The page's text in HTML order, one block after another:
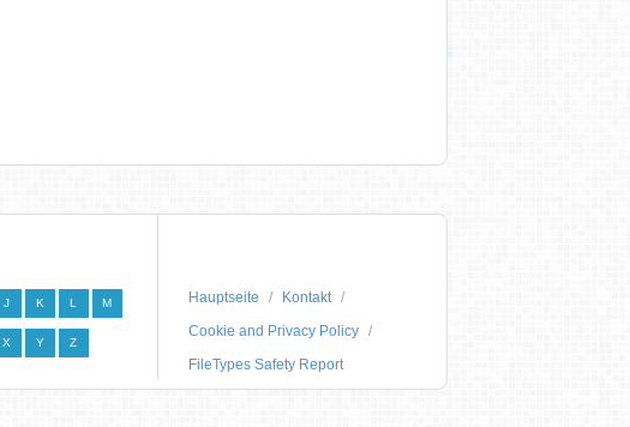
J K L M
X Y Z
Hauptseite
Kontakt
Cookie and Privacy Policy
FileTypes Safety Report